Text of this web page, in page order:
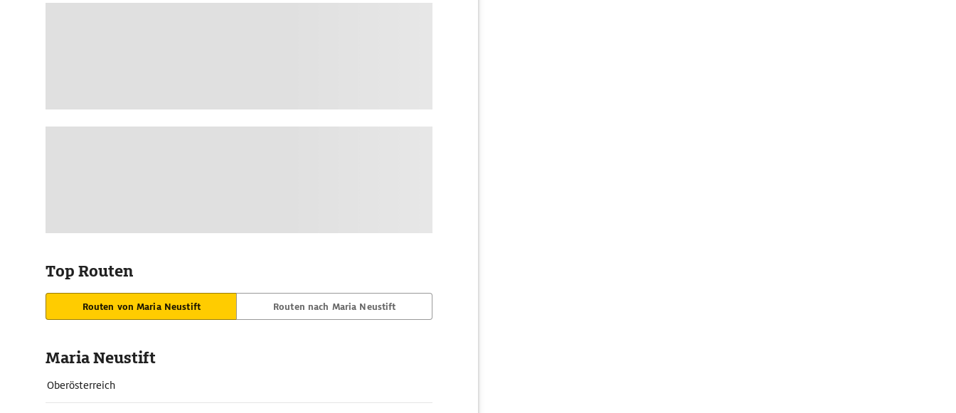
Top Routen
Routen von Maria Neustift Routen nach Maria Neustift
Maria Neustift
Oberösterreich